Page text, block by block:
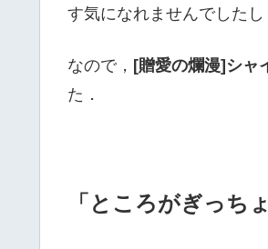
す気になれませんでしたし
なので， [贈愛の爛漫]シャ
た．
「ところがぎっち